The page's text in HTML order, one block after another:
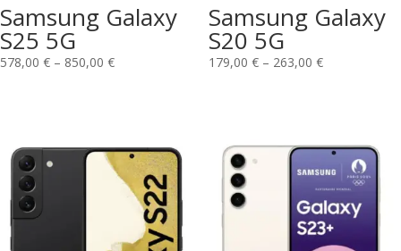
Samsung Galaxy
S25 5G
578,00 € – 850,00 €
Samsung Galaxy
S20 5G
179,00 €– 263,00 €